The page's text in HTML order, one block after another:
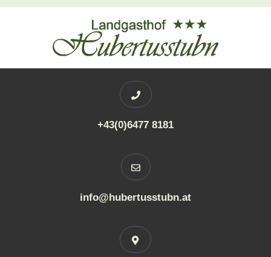
+43(0)6477 8181
info@hubertusstubn.at